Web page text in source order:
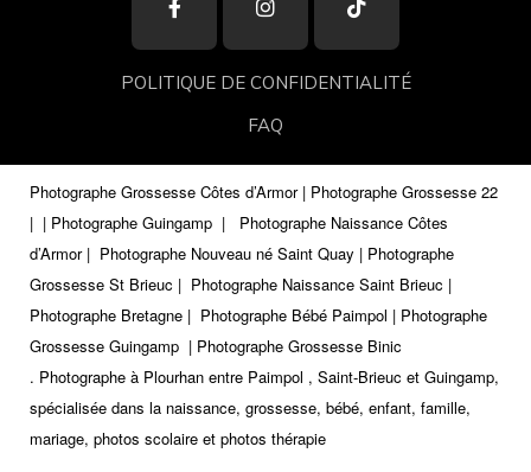
POLITIQUE DE CONFIDENTIALITÉ
FAQ
Photographe Grossesse Côtes d’Armor | Photographe Grossesse 22
| | Photographe Guingamp |
Photographe Naissance Côtes
d’Armor | Photographe Nouveau né Saint Quay | Photographe
Grossesse St Brieuc | Photographe Naissance Saint Brieuc |
Photographe Bretagne | Photographe Bébé Paimpol | Photographe
Grossesse Guingamp | Photographe Grossesse Binic
. Photographe à Plourhan entre Paimpol , Saint-Brieuc et Guingamp,
spécialisée dans la naissance, grossesse, bébé, enfant, famille,
mariage, photos scolaire et photos thérapie